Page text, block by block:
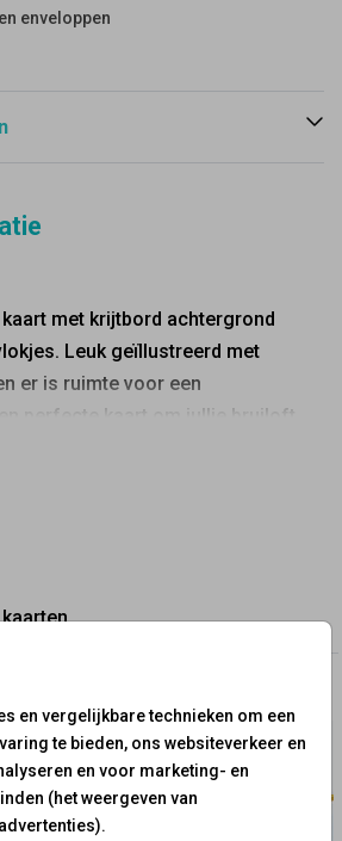
en vergelijkbare technieken om een
te bieden, ons websiteverkeer en
en voor marketing- en
(het weergeven van
enveloppen
met krijtbord achtergrond
Leuk geïllustreerd met
er is ruimte voor een
perfecte kaart om jullie bruiloft
Kies voor een mooi